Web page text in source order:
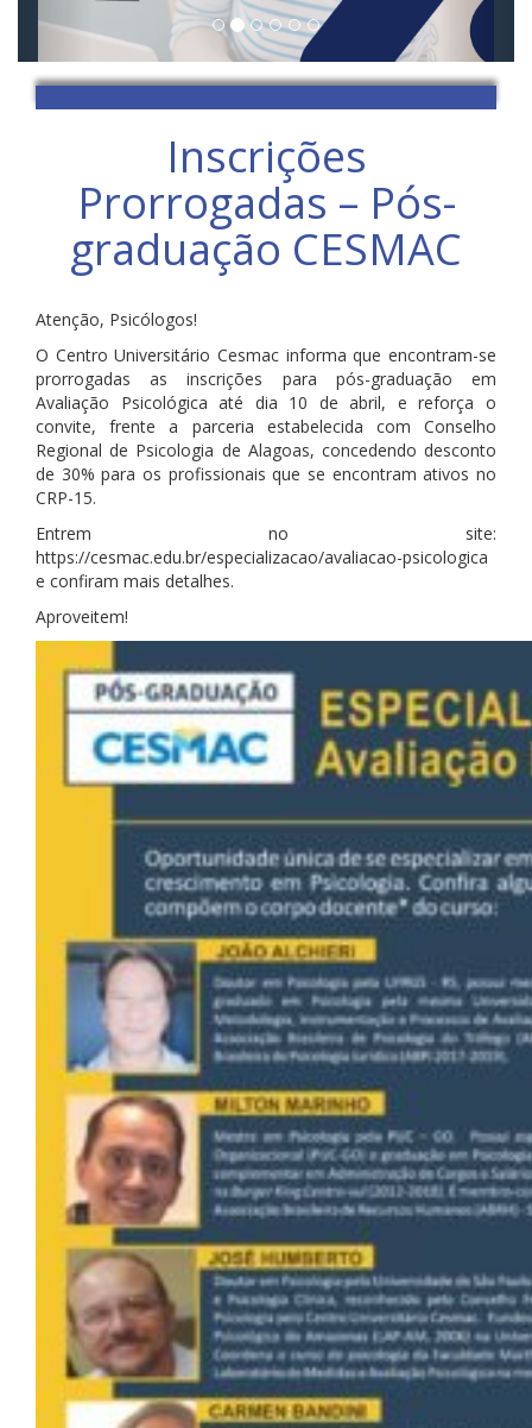
Inscrições
Prorrogadas – Pós-
graduação CESMAC
Atenção, Psicólogos!
O Centro Universitário Cesmac informa que encontram-se
prorrogadas as inscrições para pós-graduação em
Avaliação Psicológica até dia 10 de abril, e reforça o
convite, frente a parceria estabelecida com Conselho
Regional de Psicologia de Alagoas, concedendo desconto
de 30% para os profissionais que se encontram ativos no
CRP-15.
Entrem no site:
https://cesmac.edu.br/especializacao/avaliacao-psicologica
e confiram mais detalhes.
Aproveitem!